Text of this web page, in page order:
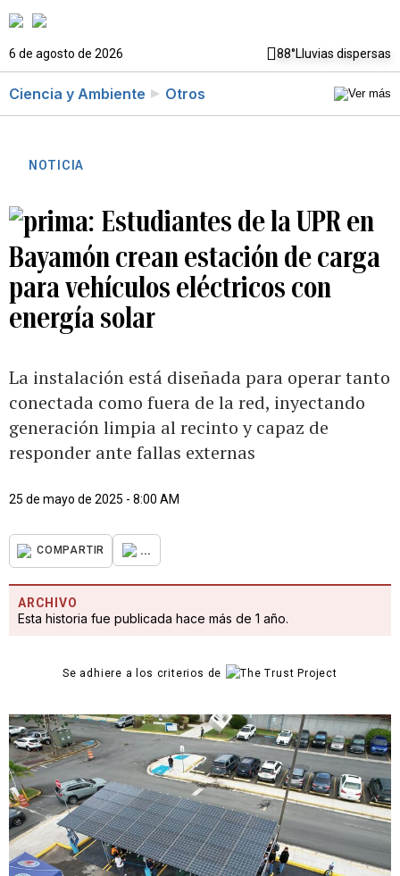
6 de agosto de 2026 88°Lluvias dispersas
Ciencia y Ambiente Otros
NOTICIA
Estudiantes de la UPR en
Bayamón crean estación de carga
para vehículos eléctricos con
energía solar
La instalación está diseñada para operar tanto
conectada como fuera de la red, inyectando
generación limpia al recinto y capaz de
responder ante fallas externas
25 de mayo de 2025 - 8:00 AM
COMPARTIR ...
ARCHIVO
Esta historia fue publicada hace más de 1 año.
Se adhiere a los criterios de